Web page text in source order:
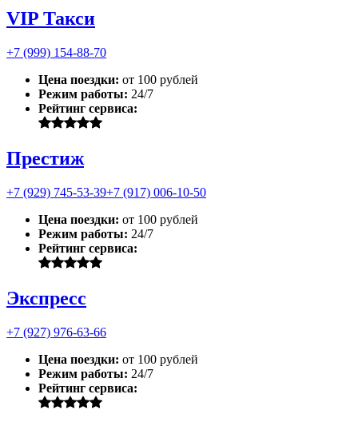
VIP Такси
+7 (999) 154-88-70
Цена поездки: от 100 рублей
Режим работы: 24/7
Рейтинг сервиса:
Престиж
+7 (929) 745-53-39+7 (917) 006-10-50
Цена поездки: от 100 рублей
Режим работы: 24/7
Рейтинг сервиса:
Экспресс
+7 (927) 976-63-66
Цена поездки: от 100 рублей
Режим работы: 24/7
Рейтинг сервиса: